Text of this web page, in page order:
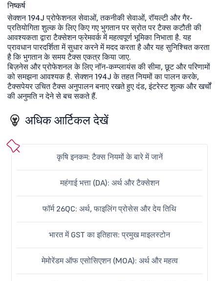
निष्कर्ष
सेक्शन 194J प्रोफेशनल सेवाओं, तकनीकी सेवाओं, रॉयल्टी और गैर-
प्रतियोगिता शुल्क के लिए किए गए भुगतान पर स्रोत पर टैक्स कटौती की
आवश्यकता द्वारा टैक्सेशन फ्रेमवर्क में महत्वपूर्ण भूमिका निभाता है. यह
प्रावधान पारदर्शिता में सुधार करने में मदद करता है और यह सुनिश्चित करता
है कि भुगतान के समय टैक्स एकत्र किया जाए.
बिज़नेस और प्रोफेशनल के लिए नॉन-कम्प्लायंस की सीमा, छूट और परिणामों
को समझना आवश्यक है. सेक्शन 194J के तहत नियमों का पालन करके,
टैक्सपेयर उचित टैक्स अनुपालन बनाए रखते हुए दंड, इंटरेस्ट शुल्क और खर्चों
की अनुमति न देने से बच सकते हैं.
अधिक आर्टिकल देखें
कृषि इनकम: टैक्स नियमों के बारे में जानें
महंगाई भत्ता (DA): अर्थ और टैक्सेशन
फॉर्म 26QC: अर्थ, फाइलिंग प्रोसेस और देय तिथि
भारत में GST का इतिहास: प्रमुख माइलस्टोन
मेमोरेंडम ऑफ एसोसिएशन (MOA): अर्थ और महत्व